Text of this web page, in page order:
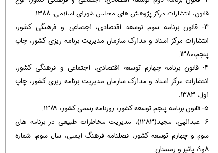
قانون، انتشارات مركز پژوهش های مجلس شورای اسلامی، 1388.
3- قانون برنامه سوم توسعه اقتصادی، اجتماعی و فرهنگی كشور،
انتشارات مركز اسناد و مدارك سازمان مدیریت برنامه ریزی كشور، چاپ
پنجم،1380.
4- قانون برنامه چهارم توسعه اقتصادی، اجتماعی و فرهنگی كشور،
انتشارات مركز اسناد و مدارك سازمان مدیریت برنامه ریزی كشور، چاپ
اول، 1383.
5- قانون برنامه پنجم توسعه كشور، روزنامه رسمی كشور، 1389.
6- عبدالهی، مجید(1383)، مدیریت مخاطرات طبیعی در برنامه های
سوم و چهارم توسعه كشور، فصلنامه فرهنگ ایمنی، سال سوم، شماره
8و9، پائیز و زمستان.